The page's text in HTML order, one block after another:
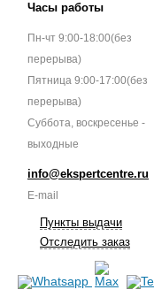
Часы работы
Пн-чт 9:00-18:00(без
перерыва)
Пятница 9:00-17:00(без
перерыва)
Суббота, воскресенье -
выходные
info@ekspertcentre.ru
E-mail
Пункты выдачи
Отследить заказ